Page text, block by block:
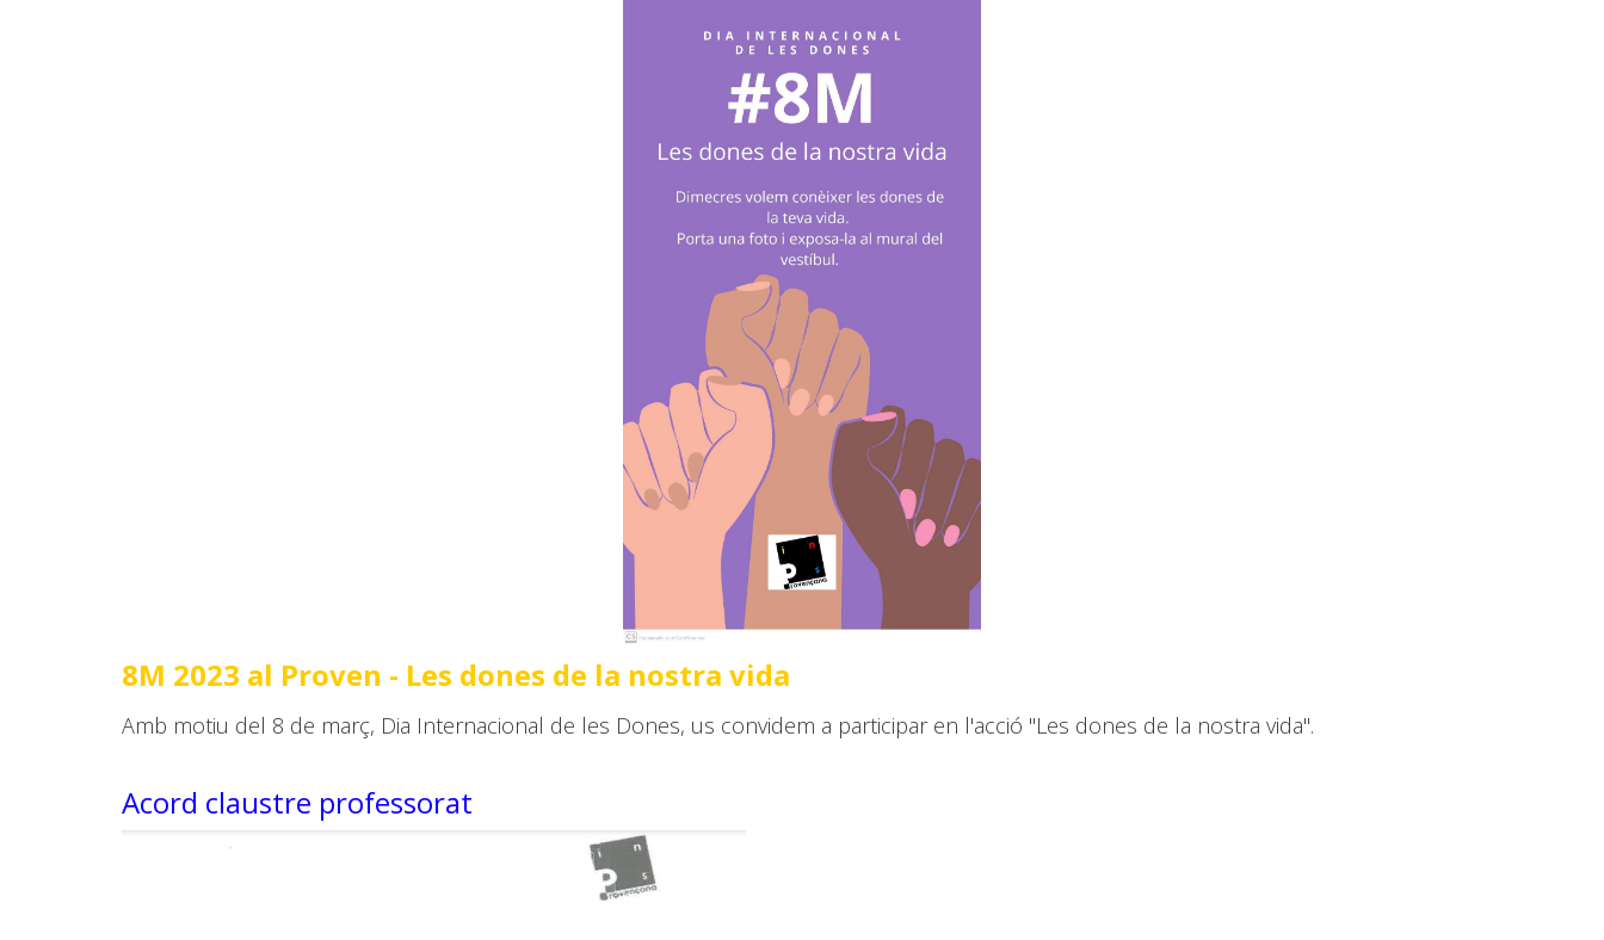
8M 2023 al Proven - Les dones de la nostra vida
Amb motiu del 8 de març, Dia Internacional de les Dones, us convidem a participar en l'acció "Les dones de la nostra vida".
Acord claustre professorat